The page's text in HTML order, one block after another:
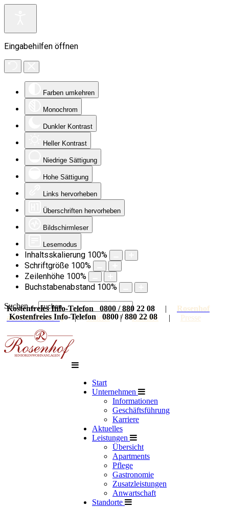
Eingabehilfen öffnen
Farben umkehren
Monochrom
Dunkler Kontrast
Heller Kontrast
Niedrige Sättigung
Hohe Sättigung
Links hervorheben
Überschriften hervorheben
Bildschirmleser
Lesemodus
Inhaltsskalierung 100%
Schriftgröße 100%
Zeilenhöhe 100%
Buchstabenabstand 100%
Suchen ...
Kostenfreies Info-Telefon 0800 / 880 22 08 | Rosenhof
auf Facebook
|Galerie|Karriere | Presse
Kostenfreies Info-Telefon 0800 / 880 22 08
Start
Unternehmen
Informationen
Geschäftsführung
Karriere
Aktuelles
Leistungen
Übersicht
Apartments
Pflege
Gastronomie
Zusatzleistungen
Anwartschaft
Standorte